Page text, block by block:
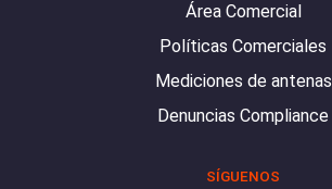
Área Comercial
Políticas Comerciales
Mediciones de antenas
Denuncias Compliance
SÍGUENOS